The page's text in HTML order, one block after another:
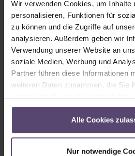
Wir verwenden Cookies, um Inhalte
personalisieren, Funktionen für
zu können und die Zugriffe auf
analysieren. Außerdem geben wir
Verwendung unserer Website an
soziale Medien, Werbung und
Partner führen diese Informationen
weiteren Daten zusammen, die Sie
gesammelt haben.
Alle Cookies
Nur notwendige
Seitenführung
Ja